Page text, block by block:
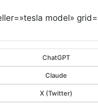
model»
ChatGPT
Claude
X (Twitter)